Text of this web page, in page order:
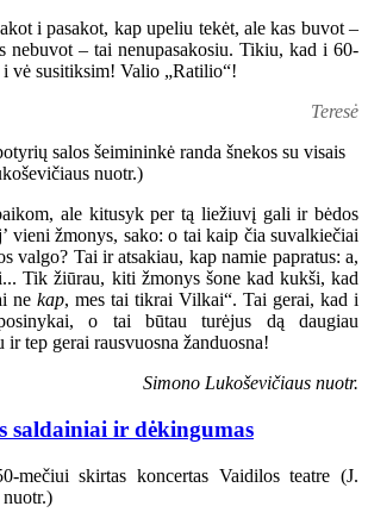
i pasakot, kap upeliu tekėt, ale kas buvot –
nebuvot – tai nenupasakosiu. Tikiu, kad i 60-
i vė susitiksim! Valio „Ratilio“!
Teresė
ale kitusyk per tą liežiuvį gali ir bėdos
vieni žmonys, sako: o tai kaip čia suvalkiečiai
valgo? Tai ir atsakiau, kap namie papratus: a,
Tik žiūrau, kiti žmonys šone kad kukši, kad
ne kap, mes tai tikrai Vilkai“. Tai gerai, kad i
o tai būtau turėjus dą daugiau
ir tep gerai rausvuosna žanduosna!
Simono Lukoševičiaus nuotr.
saldainiai ir dėkingumas